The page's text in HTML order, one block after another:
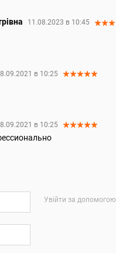
11.08.2023 в 10:45
в 10:25
в 10:25
Увійти за допомогою